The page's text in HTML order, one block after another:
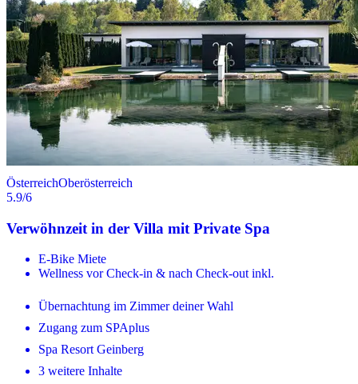
ÖsterreichOberösterreich
5.9/6
Verwöhnzeit in der Villa mit Private Spa
E-Bike Miete
Wellness vor Check-in & nach Check-out inkl.
Übernachtung im Zimmer deiner Wahl
Zugang zum SPAplus
Spa Resort Geinberg
3 weitere Inhalte